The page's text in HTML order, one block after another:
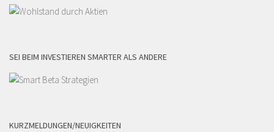
SEI BEIM INVESTIEREN SMARTER ALS ANDERE
KURZMELDUNGEN/NEUIGKEITEN